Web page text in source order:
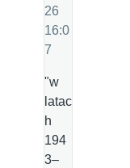
26
16:0
7
"w
latac
h
194
3–